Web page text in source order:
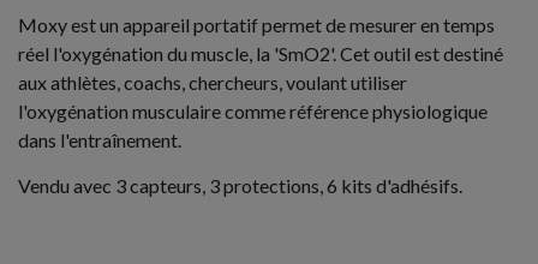
Moxy est un appareil portatif permet de mesurer en temps
réel l'oxygénation du muscle, la 'SmO2'. Cet outil est destiné
aux athlètes, coachs, chercheurs, voulant utiliser
l'oxygénation musculaire comme référence physiologique
dans l'entraînement.
Vendu avec 3 capteurs, 3 protections, 6 kits d'adhésifs.